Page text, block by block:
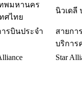
ทพมหานคร
ศไทย
นิวเดลี
รบินประจำ
สายกา
บริการ
Star